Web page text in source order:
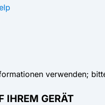
verwenden;
IHREM GERÄT